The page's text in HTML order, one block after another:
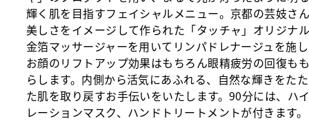
輝く肌を目指すフェイシャルメニュー。京都の芸妓さ
美しさをイメージして作られた「タッチャ」オリジナ
金箔マッサージャーを用いてリンパドレナージュを施
お顔のリフトアップ効果はもちろん眼精疲労の回復も
らします。内側から活気にあふれる、自然な輝きをた
た肌を取り戻すお手伝いをいたします。90分には、ハ
レーションマスク、ハンドトリートメントが付きます。